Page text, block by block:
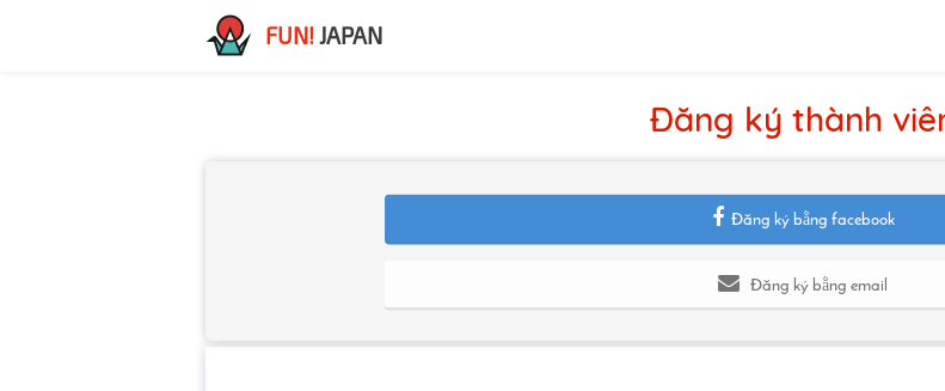
FUN! JAPAN
Đăng ký thành
Đăng ký bằng facebook
Đăng ký bằng email